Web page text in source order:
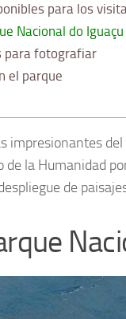
para los
Nacional do Iguaçu
para fotografiar
el parque
impresionantes
la Humanidad
de